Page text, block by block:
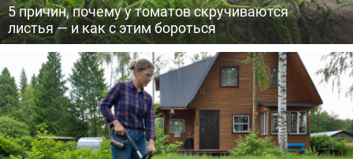
5 причин, почему у томатов скручиваются
листья — и как с этим бороться